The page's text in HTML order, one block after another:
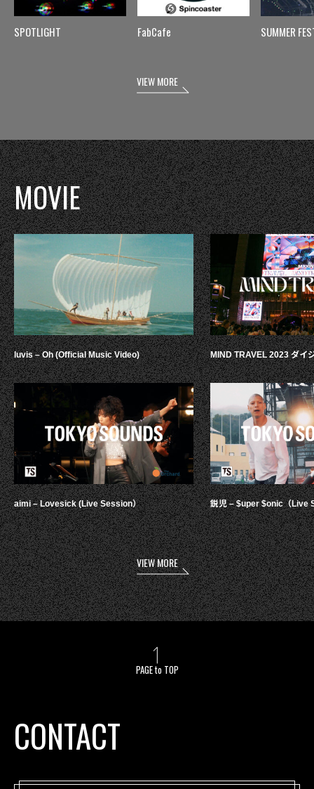
SPOTLIGHT FabCafe SUMMER
VIEW MORE
MOVIE
luvis – Oh (Official Music Video)
aimi – Lovesick (Live Session）
MIND TRAVEL 2023 ダイ
鋭児 – $uper $onic（Live
VIEW MORE
PAGE to TOP
CONTACT